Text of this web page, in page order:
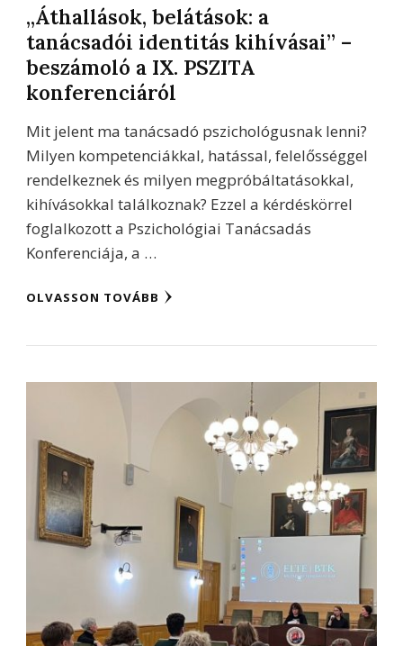
,,Áthallások, belátások: a
tanácsadói identitás kihívásai” –
beszámoló a IX. PSZITA
konferenciáról
Mit jelent ma tanácsadó pszichológusnak lenni?
Milyen kompetenciákkal, hatással, felelősséggel
rendelkeznek és milyen megpróbáltatásokkal,
kihívásokkal találkoznak? Ezzel a kérdéskörrel
foglalkozott a Pszichológiai Tanácsadás
Konferenciája, a …
OLVASSON TOVÁBB